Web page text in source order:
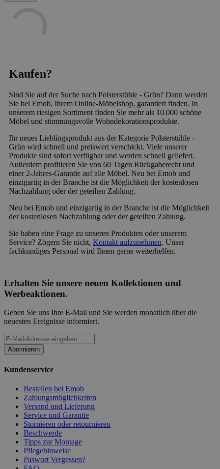
Kaufen?
Sind Sie auf der Suche nach Polsterstühle - Grün? Dann werden
Sie bei Emob, Ihrem Online-Möbelshop, garantiert finden. In
unserem riesigen Sortiment finden Sie mehr als 10.000 schöne
Möbel und stimmungsvolle Wohndekorationsprodukte.
Ihr neues Lieblingsprodukt aus der Kategorie Polsterstühle -
Grün wird schnell und preiswert verschickt. Viele unserer
Produkte sind sofort verfügbar und werden schnell geliefert.
Außerdem profitieren Sie von 60 Tagen Rückgaberecht und
einer 2-Jahres-Garantie auf alle Möbel. Neu bei Emob und
einzigartig in der Branche ist die Möglichkeit der kostenlosen
Nachzahlung oder der geteilten Zahlung.
Neu bei Emob und einzigartig in der Branche ist die Möglichkeit
der kostenlosen Nachzahlung oder der geteilten Zahlung.
Sie haben eine Frage zu unseren Produkten oder unserem
Service? Zögern Sie nicht, Kontakt aufzunehmen. Unser
fachkundiges Personal wird Ihnen gerne weiterhelfen.
Erhalten Sie unsere neuen Kollektionen und
Werbeaktionen.
Geben Sie uns Ihre E-Mail und Sie werden monatlich über die
neuesten Ereignisse informiert.
Abonnieren
Kundenservice
Bestellen bei Emob
Zahlungsmöglichkeiten
Versand und Lieferung
Service und Garantie
Stornieren oder retournieren
Beschwerde
Tipps zur Montage
Pflegehinweise
Paswort Vergessen?